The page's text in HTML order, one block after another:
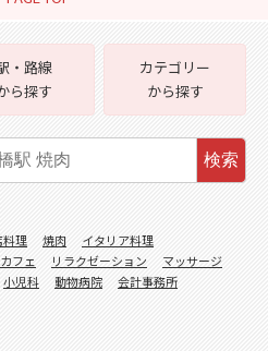
・路線
ら探す
カテゴリー
から探す
検索
料理 焼肉
イタリア料理
フェ リラクゼーション
マッサージ
小児科 動物病院
会計事務所